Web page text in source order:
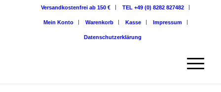
Versandkostenfrei ab 150 € TEL +49 (0) 8282 827482
Mein Konto Warenkorb Kasse Impressum
Datenschutzerklärung